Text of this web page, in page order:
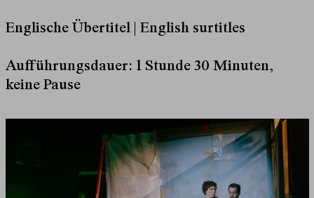
Englische Übertitel | English surtitles
Aufführungsdauer: 1 Stunde 30 Minuten,
keine Pause